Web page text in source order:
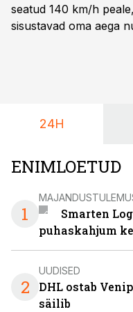
seatud 140 km/h
sisustavad oma aega
24H
ENIMLOETUD
1
Smarten
puhaskahjum
2
UUDISED
DHL ostab
säilib